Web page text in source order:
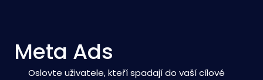
Meta Ads
Oslovte uživatele, kteří spadají do vaší cílové